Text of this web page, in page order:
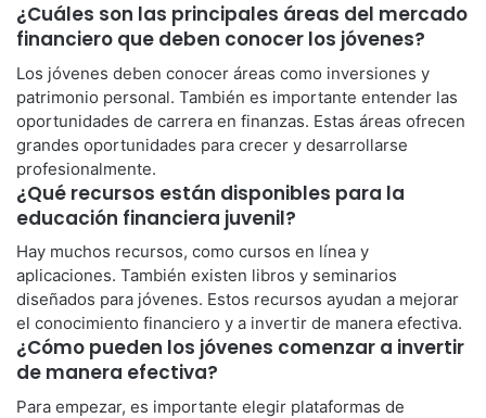
¿Cuáles son las principales áreas del mercado
financiero que deben conocer los jóvenes?
Los jóvenes deben conocer áreas como inversiones y
patrimonio personal. También es importante entender las
oportunidades de carrera en finanzas. Estas áreas ofrecen
grandes oportunidades para crecer y desarrollarse
profesionalmente.
¿Qué recursos están disponibles para la
educación financiera juvenil?
Hay muchos recursos, como cursos en línea y
aplicaciones. También existen libros y seminarios
diseñados para jóvenes. Estos recursos ayudan a mejorar
el conocimiento financiero y a invertir de manera efectiva.
¿Cómo pueden los jóvenes comenzar a invertir
de manera efectiva?
Para empezar, es importante elegir plataformas de